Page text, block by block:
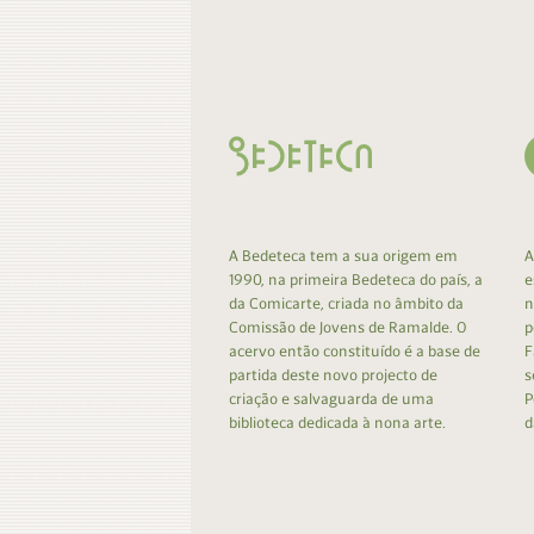
A Bedeteca tem a sua origem em
1990, na primeira Bedeteca do país, a
da Comicarte, criada no âmbito da
Comissão de Jovens de Ramalde. O
acervo então constituído é a base de
partida deste novo projecto de
criação e salvaguarda de uma
biblioteca dedicada à nona arte.